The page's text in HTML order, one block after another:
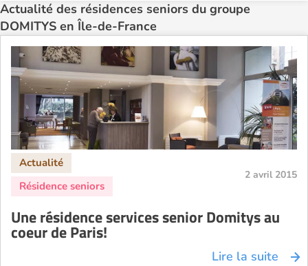
Actualité des résidences seniors du groupe
DOMITYS en Île-de-France
2 avril 2015
Une résidence services senior Domitys au
coeur de Paris!
Lire la suite